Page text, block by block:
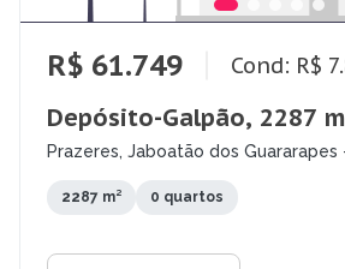
R$ 61.749 Cond: R$
Depósito-Galpão, 2287
Prazeres, Jaboatão dos Guararapes
2287 m² 0 quartos